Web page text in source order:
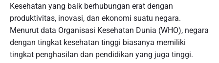
Kesehatan yang baik berhubungan erat dengan
produktivitas, inovasi, dan ekonomi suatu negara.
Menurut data Organisasi Kesehatan Dunia (WHO), negara
dengan tingkat kesehatan tinggi biasanya memiliki
tingkat penghasilan dan pendidikan yang juga tinggi.